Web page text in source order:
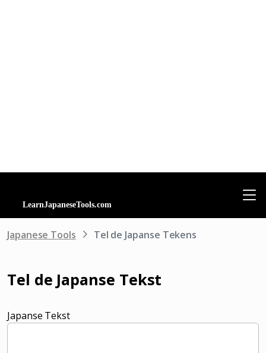
Japanese Tools Tel de Japanse Tekens
Tel de Japanse Tekst
Japanse Tekst